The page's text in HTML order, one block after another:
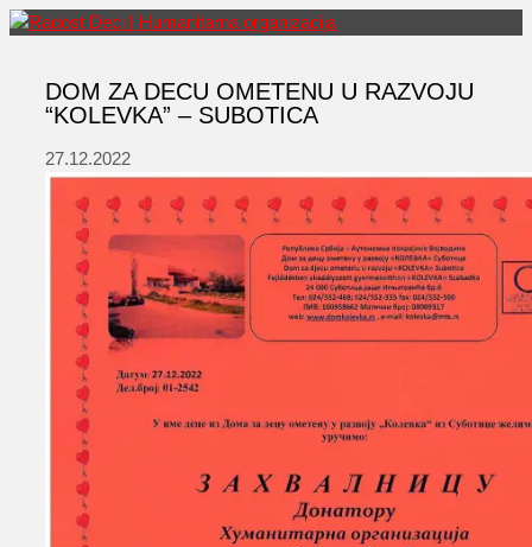
Skip
DOM ZA DECU OMETENU U RAZVOJU
“KOLEVKA” – SUBOTICA
27.12.2022